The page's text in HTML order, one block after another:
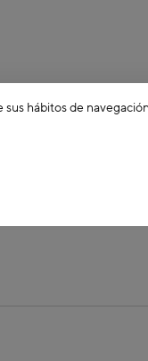
hábitos de